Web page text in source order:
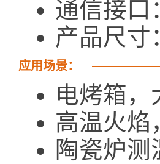
通信接口
产品尺寸
应用场景：
电烤箱，
高温火焰
陶瓷炉测